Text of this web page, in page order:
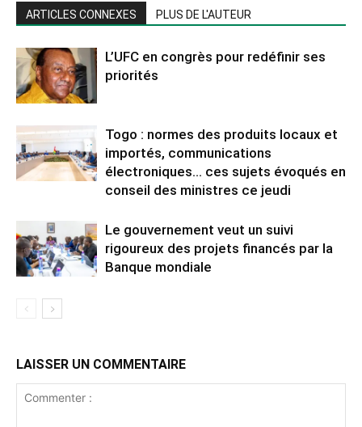
ARTICLES CONNEXES PLUS DE L'AUTEUR
L’UFC en congrès pour redéfinir ses
priorités
Togo : normes des produits locaux et
importés, communications
électroniques… ces sujets évoqués en
conseil des ministres ce jeudi
Le gouvernement veut un suivi
rigoureux des projets financés par la
Banque mondiale
LAISSER UN COMMENTAIRE